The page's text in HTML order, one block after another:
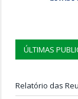
ÚLTIMAS
Relatório das